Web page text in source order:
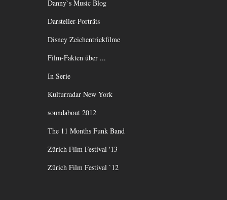
Danny`s Music Blog
Darsteller-Porträts
Disney Zeichentrickfilme
Film-Fakten über ...
In Serie
Kulturradar New York
soundabout 2012
The 11 Months Funk Band
Zürich Film Festival '13
Zürich Film Festival `12